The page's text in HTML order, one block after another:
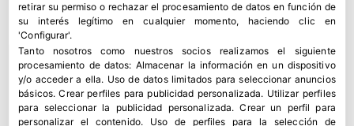
Aunque la I+D+i de los fabricantes de los
vehículos refrigerados evita la escarcha o la
proliferación microbiana (riesgo que se puede
correr si la mercancía se pudre), gracias a que
los termógrafos controlan en todo momento
retirar su permiso o rechazar el procesamiento de datos en función de
su interés legítimo en cualquier momento, haciendo clic en
'Configurar'.
Tanto nosotros como nuestros socios realizamos el siguiente
procesamiento de datos: Almacenar la información en un dispositivo
y/o acceder a ella. Uso de datos limitados para seleccionar anuncios
básicos.Crear perfiles para publicidad personalizada. Utilizar perfiles
para seleccionar la publicidad personalizada.Crear un perfil para
personalizar el contenido. Uso de perfiles para la selección de